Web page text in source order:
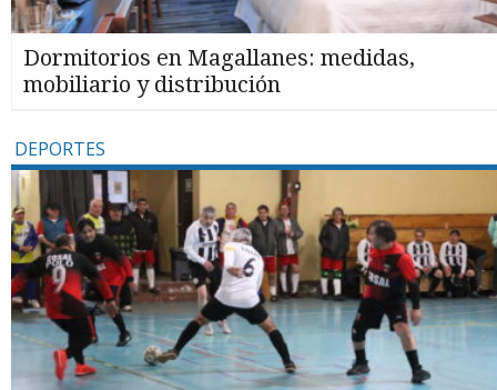
Dormitorios en Magallanes: medidas,
mobiliario y distribución
DEPORTES